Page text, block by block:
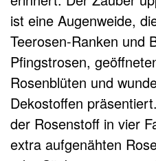
ist eine Augenweide,
Teerosen-Ranken und
Pfingstrosen,
Rosenblüten und
Dekostoffen
der Rosenstoff in vier
extra aufgenähten